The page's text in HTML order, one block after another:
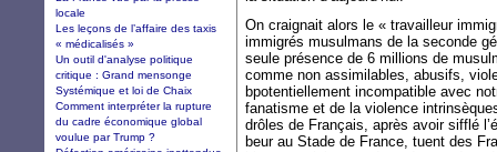
On craignait alors le « travailleur
immigrés musulmans de la seconde
seule présence de 6 millions de
comme non assimilables, abusifs,
bpotentiellement incompatible avec
fanatisme et de la violence
drôles de Français, après avoir sifflé
beur au Stade de France, tuent des
locale
Les leçons de l’affaire des taxis
« médicalisés »
Un outil d'analyse politique
critique : Grand mensonge
Systémique et loi de Chaix
Comment interpréter la rupture
du cadre économique global
voulue par Trump ?